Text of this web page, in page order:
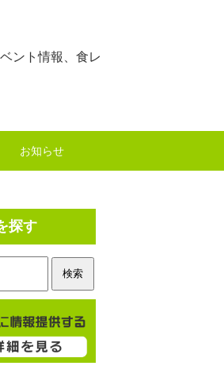
ント情報、食レ
お知らせ
探す